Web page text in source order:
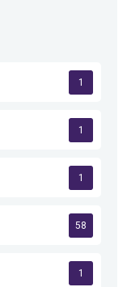
1
1
1
58
1